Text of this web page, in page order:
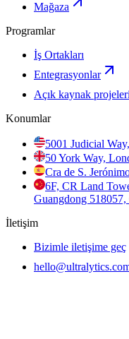
Mağaza
Programlar
İş Ortakları
Entegrasyonlar
Açık kaynak
Konumlar
5001 Judicial
50 York Way,
Cra de S.
6F, CR Land
Guangdong
İletişim
Bizimle iletişime geç